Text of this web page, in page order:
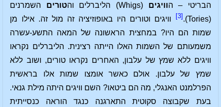
הבריטי – הוויגים (Whigs) הליברלים וה טורים השמרנים
(Tories).
[3]
וויגים וטורים היו באופוזיציה זה מול זה. אילו מן
שמות הם היו? במחצית הראשונה של המאה התשע-עשרה
משמעותם של השמות האלו הייתה רצינית. הליברלים נקראו
וויגים ללא שמץ של עלבון, האחרים נקראו טורים, ושוב ללא
שמץ של עלבון. אולם כאשר אומצו שמות אלו בראשית
הפרלמנט האנגלי, מה הם ביטאו? השם וויגים היתה מילת גנאי.
בעת שקבוצה סקוטית התארגנה כנגד הוראה כנסייתית